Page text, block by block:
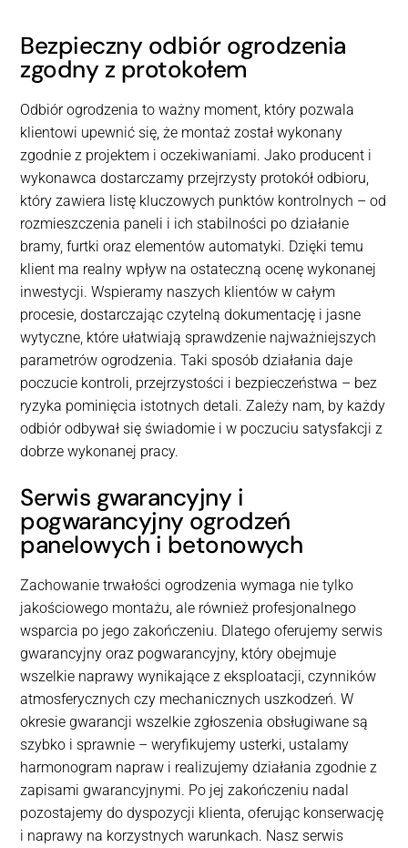
Bezpieczny odbiór ogrodzenia
zgodny z protokołem
Odbiór ogrodzenia to ważny moment, który pozwala
klientowi upewnić się, że montaż został wykonany
zgodnie z projektem i oczekiwaniami. Jako producent i
wykonawca dostarczamy przejrzysty protokół odbioru,
który zawiera listę kluczowych punktów kontrolnych – od
rozmieszczenia paneli i ich stabilności po działanie
bramy, furtki oraz elementów automatyki. Dzięki temu
klient ma realny wpływ na ostateczną ocenę wykonanej
inwestycji. Wspieramy naszych klientów w całym
procesie, dostarczając czytelną dokumentację i jasne
wytyczne, które ułatwiają sprawdzenie najważniejszych
parametrów ogrodzenia. Taki sposób działania daje
poczucie kontroli, przejrzystości i bezpieczeństwa – bez
ryzyka pominięcia istotnych detali. Zależy nam, by każdy
odbiór odbywał się świadomie i w poczuciu satysfakcji z
dobrze wykonanej pracy.
Serwis gwarancyjny i
pogwarancyjny ogrodzeń
panelowych i betonowych
Zachowanie trwałości ogrodzenia wymaga nie tylko
jakościowego montażu, ale również profesjonalnego
wsparcia po jego zakończeniu. Dlatego oferujemy serwis
gwarancyjny oraz pogwarancyjny, który obejmuje
wszelkie naprawy wynikające z eksploatacji, czynników
atmosferycznych czy mechanicznych uszkodzeń. W
okresie gwarancji wszelkie zgłoszenia obsługiwane są
szybko i sprawnie – weryfikujemy usterki, ustalamy
harmonogram napraw i realizujemy działania zgodnie z
zapisami gwarancyjnymi. Po jej zakończeniu nadal
pozostajemy do dyspozycji klienta, oferując konserwację
i naprawy na korzystnych warunkach. Nasz serwis